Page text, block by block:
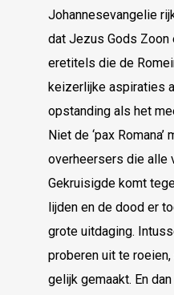
Johannesevangelie
dat Jezus Gods Zoon
eretitels die de
keizerlijke aspiraties
opstanding als het
Niet de ‘pax
overheersers die alle
Gekruisigde komt
lijden en de dood er
grote uitdaging.
proberen uit te
gelijk gemaakt. En